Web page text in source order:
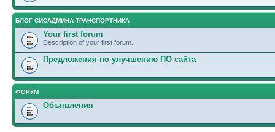
БЛОГ СИСАДМИНА-ТРАНСПОРТНИКА
Your first forum
Description of your first forum.
Предложения по улучшению ПО сайта
ФОРУМ
Объявления